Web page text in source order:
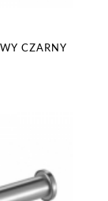
CZARNY